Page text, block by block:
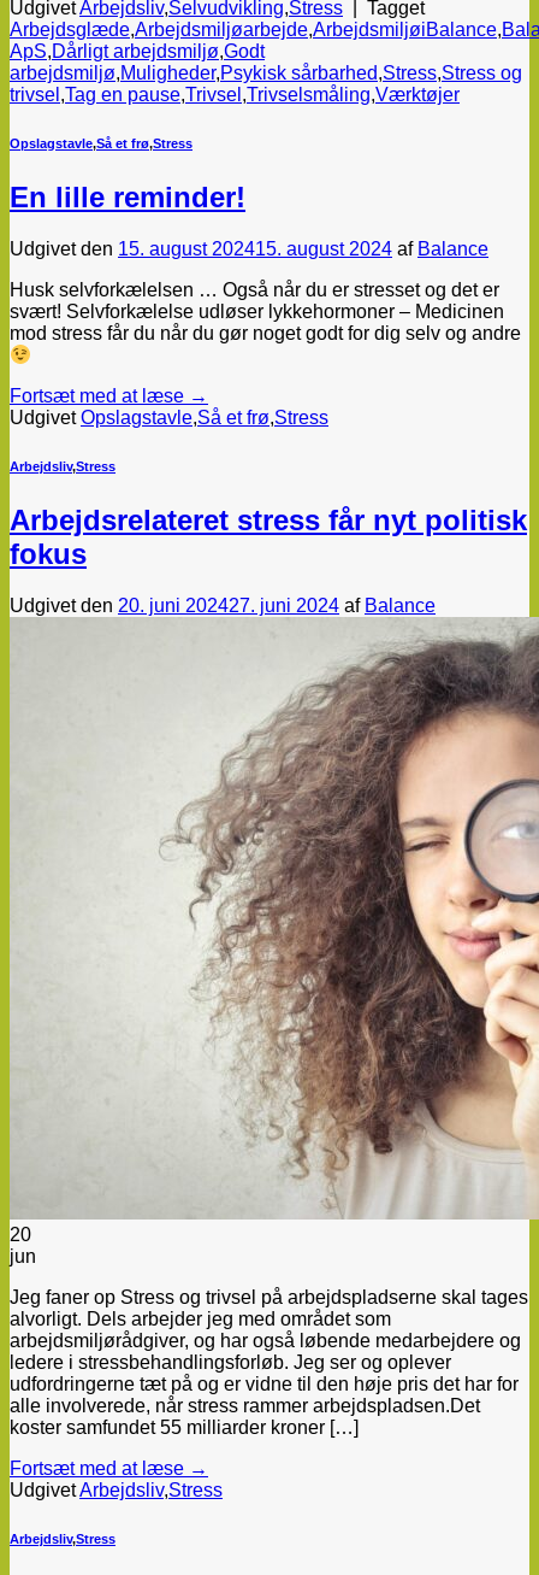
UdgivetArbejdsliv,Selvudvikling,Stress
Tagget
Arbejdsglæde,Arbejdsmiljøarbejde,ArbejdsmiljøiBalance,
ApS,Dårligt arbejdsmiljø,Godt
arbejdsmiljø,Muligheder,Psykisk sårbarhed,Stress,Stress og
trivsel ,Tag en pause,Trivsel ,Trivselsmåling,Værktøjer
Opslagstavle,Så et frø,Stress
En lille reminder!
Udgivet den 15. august 202415. august 2024 af Balance
Husk selvforkælelsen … Også når du er stresset og det er
svært! Selvforkælelse udløser lykkehormoner – Medicinen
mod stress får du når du gør noget godt for dig selv og andre
Fortsæt med at læse →
UdgivetOpslagstavle,Så et frø,Stress
Arbejdsliv,Stress
Arbejdsrelateret stress får nyt politisk
fokus
Udgivet den 20. juni 202427. juni 2024 af Balance
20
jun
Jeg faner op Stress og trivsel på arbejdspladserne skal tages
alvorligt. Dels arbejder jeg med området som
arbejdsmiljørådgiver, og har også løbende medarbejdere og
ledere i stressbehandlingsforløb. Jeg ser og oplever
udfordringerne tæt på og er vidne til den høje pris det har for
alle involverede, når stress rammer arbejdspladsen.Det
koster samfundet 55 milliarder kroner […]
Fortsæt med at læse →
UdgivetArbejdsliv,Stress
Arbejdsliv,Stress